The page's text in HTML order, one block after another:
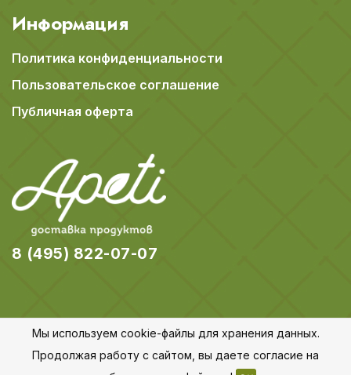
Информация
Политика конфиденциальности
Пользовательское соглашение
Публичная оферта
8 (495) 822-07-07
© 2018-2026 Apeti.ru,Карта сайта
Мы используем cookie-файлы для хранения данных.
Продолжая работу с сайтом, вы даете согласие на